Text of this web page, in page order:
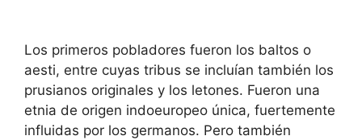
Los primeros pobladores fueron los baltos o
aesti, entre cuyas tribus se incluían también los
prusianos originales y los letones. Fueron una
etnia de origen indoeuropeo única, fuertemente
influidas por los germanos. Pero también